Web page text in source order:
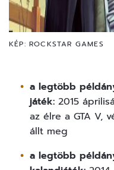
KÉP: ROCKSTAR GAMES
a legtöbb
játék: 2015
az élre a GTA V,
állt meg
a legtöbb